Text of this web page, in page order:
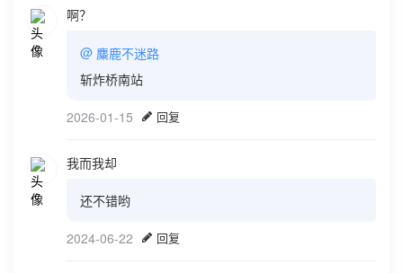
啊？
@ 麋鹿不迷路
斩炸桥南站
2026-01-15 回复
我而我却
还不错哟
2024-06-22 回复